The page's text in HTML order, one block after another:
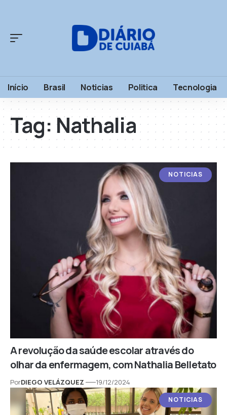
Início Brasil Noticias Politica Tecnologia
Tag:Nathalia
NOTICIAS
A revolução da saúde escolar através do
olhar da enfermagem, com Nathalia Belletato
PorDIEGO VELÁZQUEZ 19/12/2024
NOTICIAS